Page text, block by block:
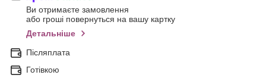
Ви отримаєте замовлення
або гроші повернуться на вашу картку
Детальніше
Післяплата
Готівкою